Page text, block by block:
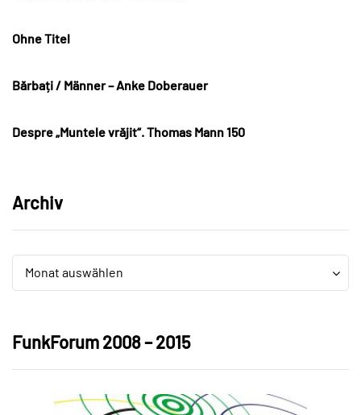
Ohne Titel
Bărbați / Männer – Anke Doberauer
Despre „Muntele vrăjit“. Thomas Mann 150
Archiv
Monat auswählen
Archiv
FunkForum 2008 – 2015